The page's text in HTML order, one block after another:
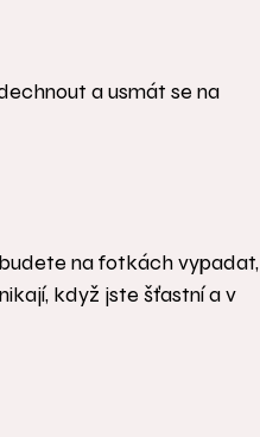
a usmát se na
na fotkách vypadat,
když jste šťastní a v